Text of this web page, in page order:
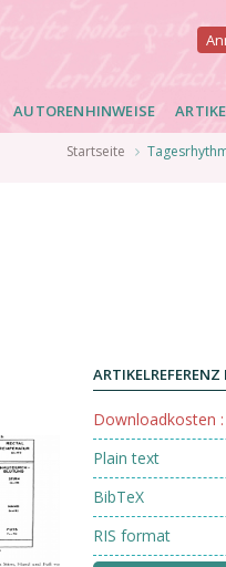
AUTORENHINWEISE
Startseite
ARTIKELREFERENZ
Downloadkosten
Plain text
BibTeX
RIS format